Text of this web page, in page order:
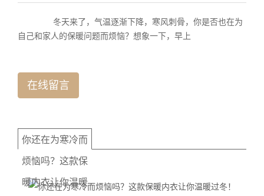
冬天来了，气温逐渐下降，寒风刺骨，你是否也在为
自己和家人的保暖问题而烦恼？想象一下，早上
在线留言
你还在为寒冷而
烦恼吗？这款保
暖内衣让你温暖